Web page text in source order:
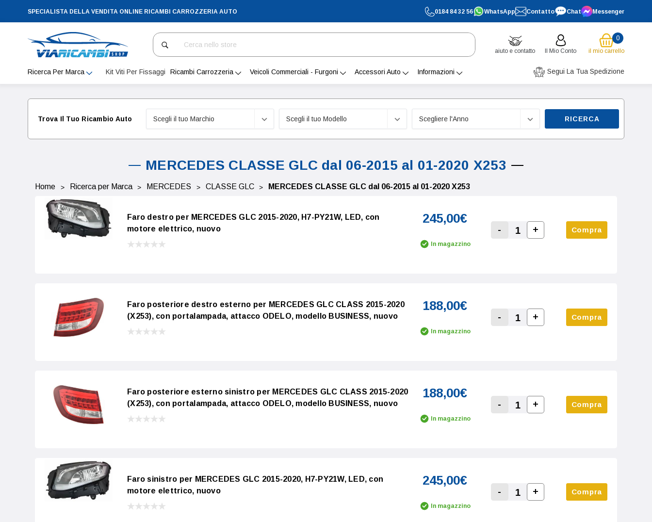
SPECIALISTA DELLA VENDITA ONLINE RICAMBI CARROZZERIA AUTO 0184 84 32 56 WhatsApp Contatto Chat Messenger
Cerca
aiuto e contatto Il Mio Conto
0
il mio carrello
Ricerca Per Marca Kit Viti Per Fissaggi Ricambi Carrozzeria Veicoli Commerciali - Furgoni Accessori Auto Informazioni Segui La Tua Spedizione
Trova Il Tuo Ricambio Auto RICERCA
MERCEDES CLASSE GLC dal 06-2015 al 01-2020 X253
Home Ricerca per Marca MERCEDES CLASSE GLC MERCEDES CLASSE GLC dal 06-2015 al 01-2020 X253
Faro destro per MERCEDES GLC 2015-2020, H7-PY21W, LED, con
motore elettrico, nuovo
245,00€
In magazzino Decrease Quantity:
-
Increase Quantity:
+ Compra
Faro posteriore destro esterno per MERCEDES GLC CLASS 2015-2020
(X253), con portalampada, attacco ODELO, modello BUSINESS, nuovo
188,00€
In magazzino Decrease Quantity:
-
Increase Quantity:
+ Compra
Faro posteriore esterno sinistro per MERCEDES GLC CLASS 2015-2020
(X253), con portalampada, attacco ODELO, modello BUSINESS, nuovo
188,00€
In magazzino Decrease Quantity:
-
Increase Quantity:
+ Compra
Faro sinistro per MERCEDES GLC 2015-2020, H7-PY21W, LED, con
motore elettrico, nuovo
245,00€
In magazzino Decrease Quantity:
-
Increase Quantity:
+ Compra